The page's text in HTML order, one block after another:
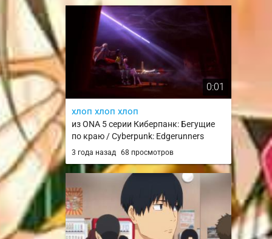
Stardust Crusaders / jojo2
0:01
хлоп хлоп хлоп
из ONA 5 серии Киберпанк: Бегущие
по краю / Cyberpunk: Edgerunners
3 года назад 68 просмотров